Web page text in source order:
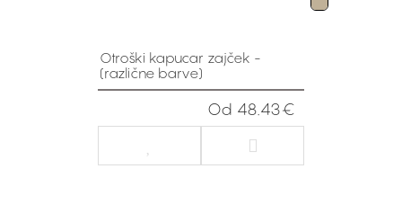
Otroški kapucar zajček -
(različne barve)
Od 48.43€